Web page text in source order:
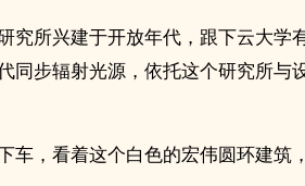
究所兴建于开放年代，跟下云大学
同步辐射光源，依托这个研究所与
车，看着这个白色的宏伟圆环建筑